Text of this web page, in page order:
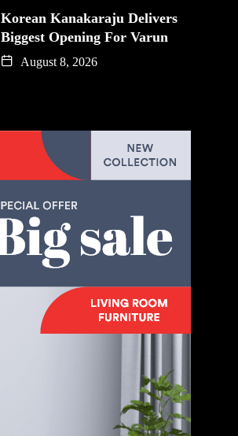
Korean Kanakaraju Delivers
Biggest Opening For Varun
August 8, 2026